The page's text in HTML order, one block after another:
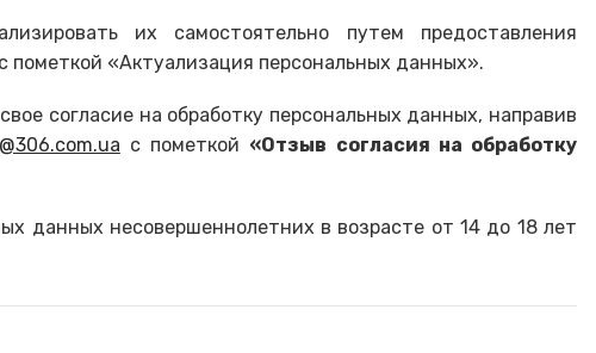
их самостоятельно путем предоставления
с пометкой «Актуализация персональных данных».
согласие на обработку персональных данных, направив
с пометкой «Отзыв согласия на обработку
данных несовершеннолетних в возрасте от 14 до 18 лет